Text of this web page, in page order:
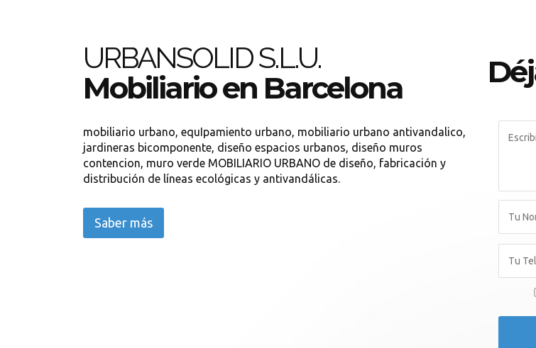
URBANSOLID S.L.U.
Mobiliario en Barcelona
mobiliario urbano, equIpamiento urbano, mobiliario urbano antivandalico,
jardineras bicomponente, diseño espacios urbanos, diseño muros
contencion, muro verde MOBILIARIO URBANO de diseño, fabricación y
distribución de líneas ecológicas y antivandálicas.
Saber más